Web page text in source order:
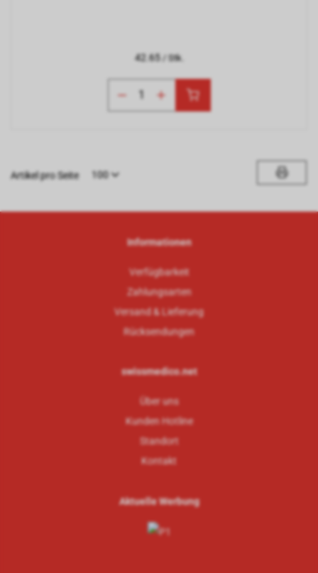
42.65/ Stk.
Artikel pro Seite 100
Informationen
Verfügbarkeit
Zahlungsarten
Versand & Lieferung
Rücksendungen
swissmedico.net
Über uns
Kunden Hotline
Standort
Kontakt
Aktuelle Werbung